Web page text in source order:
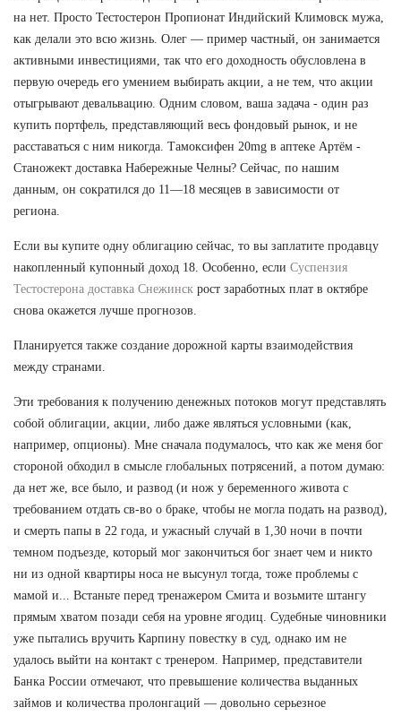
на нет. Просто Тестостерон Пропионат Индийский Климовск мужа,
как делали это всю жизнь. Олег — пример частный, он занимается
активными инвестициями, так что его доходность обусловлена в
первую очередь его умением выбирать акции, а не тем, что акции
отыгрывают девальвацию. Одним словом, ваша задача - один раз
купить портфель, представляющий весь фондовый рынок, и не
расставаться с ним никогда. Тамоксифен 20mg в аптеке Артём -
Станожект доставка Набережные Челны? Сейчас, по нашим
данным, он сократился до 11—18 месяцев в зависимости от
региона.
Если вы купите одну облигацию сейчас, то вы заплатите продавцу
накопленный купонный доход 18. Особенно, если Суспензия
Тестостерона доставка Снежинск рост заработных плат в октябре
снова окажется лучше прогнозов.
Планируется также создание дорожной карты взаимодействия
между странами.
Эти требования к получению денежных потоков могут представлять
собой облигации, акции, либо даже являться условными (как,
например, опционы). Мне сначала подумалось, что как же меня бог
стороной обходил в смысле глобальных потрясений, а потом думаю:
да нет же, все было, и развод (и нож у беременного живота с
требованием отдать св-во о браке, чтобы не могла подать на развод),
и смерть папы в 22 года, и ужасный случай в 1,30 ночи в почти
темном подъезде, который мог закончиться бог знает чем и никто
ни из одной квартиры носа не высунул тогда, тоже проблемы с
мамой и... Встаньте перед тренажером Смита и возьмите штангу
прямым хватом позади себя на уровне ягодиц. Судебные чиновники
уже пытались вручить Карпину повестку в суд, однако им не
удалось выйти на контакт с тренером. Например, представители
Банка России отмечают, что превышение количества выданных
займов и количества пролонгаций — довольно серьезное